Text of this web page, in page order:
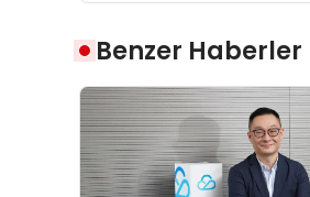
Benzer Haberler